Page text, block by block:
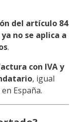
del artículo 84
no se aplica a
.
con IVA y
, igual
España.